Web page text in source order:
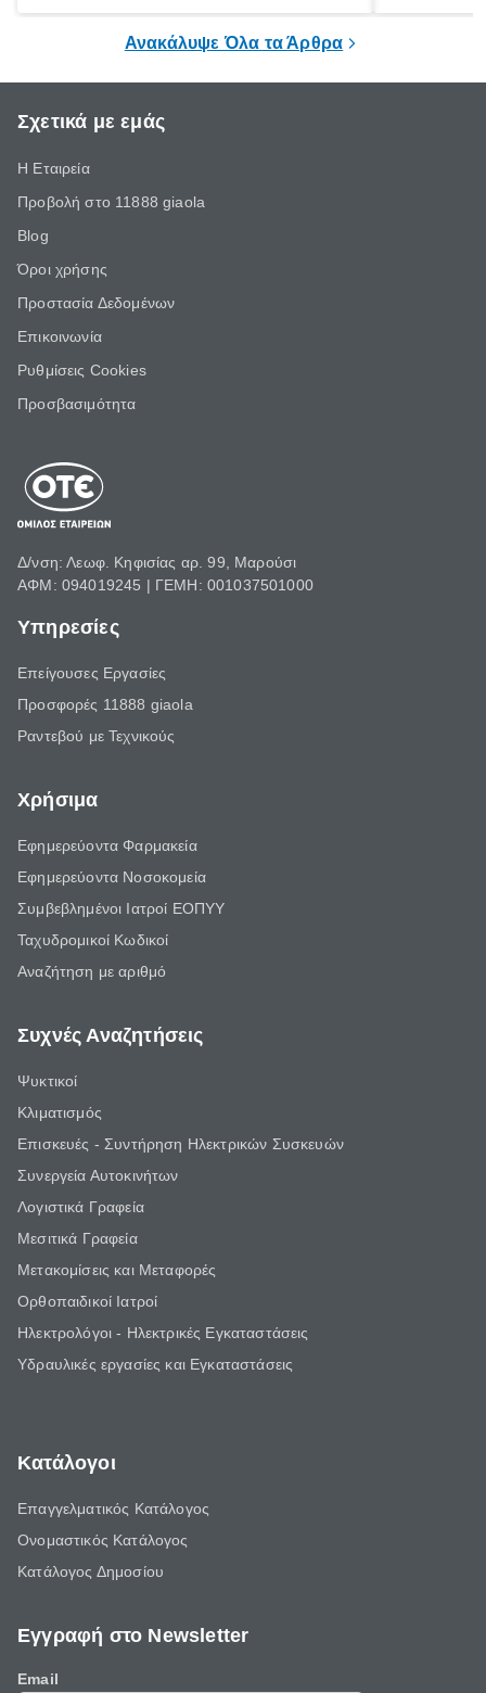
Ανακάλυψε Όλα τα Άρθρα
Σχετικά με εμάς
Η Εταιρεία
Προβολή στο 11888 giaola
Blog
Όροι χρήσης
Προστασία Δεδομένων
Επικοινωνία
Ρυθμίσεις Cookies
Προσβασιμότητα
Δ/νση: Λεωφ. Κηφισίας αρ. 99, Μαρούσι
ΑΦΜ: 094019245 | ΓΕΜΗ: 001037501000
Υπηρεσίες
Επείγουσες Εργασίες
Προσφορές 11888 giaola
Ραντεβού με Τεχνικούς
Χρήσιμα
Εφημερεύοντα Φαρμακεία
Εφημερεύοντα Νοσοκομεία
Συμβεβλημένοι Ιατροί ΕΟΠΥΥ
Ταχυδρομικοί Κωδικοί
Αναζήτηση με αριθμό
Συχνές Αναζητήσεις
Ψυκτικοί
Κλιματισμός
Επισκευές - Συντήρηση Ηλεκτρικών Συσκευών
Συνεργεία Αυτοκινήτων
Λογιστικά Γραφεία
Μεσιτικά Γραφεία
Μετακομίσεις και Μεταφορές
Ορθοπαιδικοί Ιατροί
Ηλεκτρολόγοι - Ηλεκτρικές Εγκαταστάσεις
Υδραυλικές εργασίες και Εγκαταστάσεις
Κατάλογοι
Επαγγελματικός Κατάλογος
Ονομαστικός Κατάλογος
Κατάλογος Δημοσίου
Εγγραφή στο Newsletter
Email